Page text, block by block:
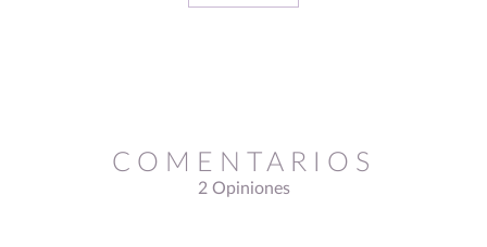
COMENTARIOS
2 Opiniones